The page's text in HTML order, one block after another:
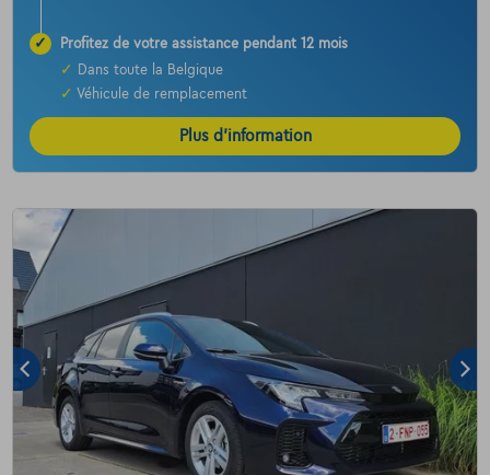
✓
Profitez de votre assistance pendant 12 mois
✓
Dans toute la Belgique
✓ Véhicule de remplacement
Plus d’information